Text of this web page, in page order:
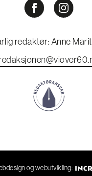
redaktør: Anne
og webutvikling: